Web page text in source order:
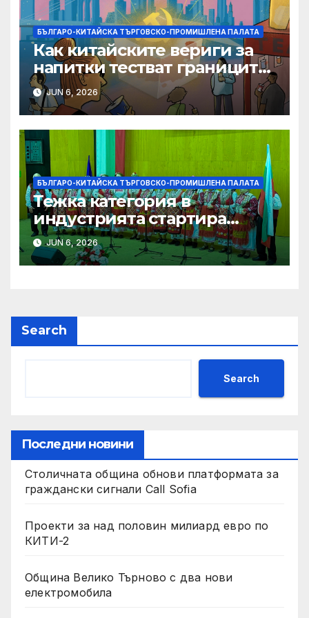
БЪЛГАРО-КИТАЙСКА ТЪРГОВСКО-ПРОМИШЛЕНА ПАЛАТА
Как китайските вериги за
напитки тестват границите
на меката сила
JUN 6, 2026
БЪЛГАРО-КИТАЙСКА ТЪРГОВСКО-ПРОМИШЛЕНА ПАЛАТА
Тежка категория в
индустрията стартира
алианс за космическа
слънчева енергия
JUN 6, 2026
Search
Search
Последни новини
Столичната община обнови платформата за
граждански сигнали Call Sofia
Проекти за над половин милиард евро по
КИТИ-2
Община Велико Търново с два нови
електромобила